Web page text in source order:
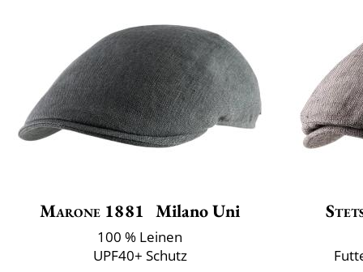
Marone 1881 Milano Uni
100 % Leinen
UPF40+ Schutz